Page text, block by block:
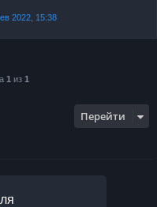
2022, 15:38
1 из 1
Перейти